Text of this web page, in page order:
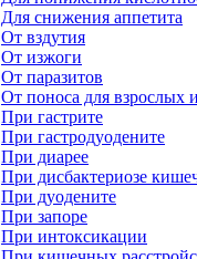
Для снижения аппетита
От вздутия
От изжоги
От паразитов
От поноса для взрослых
При гастрите
При гастродуодените
При диарее
При дисбактериозе
При дуодените
При запоре
При интоксикации